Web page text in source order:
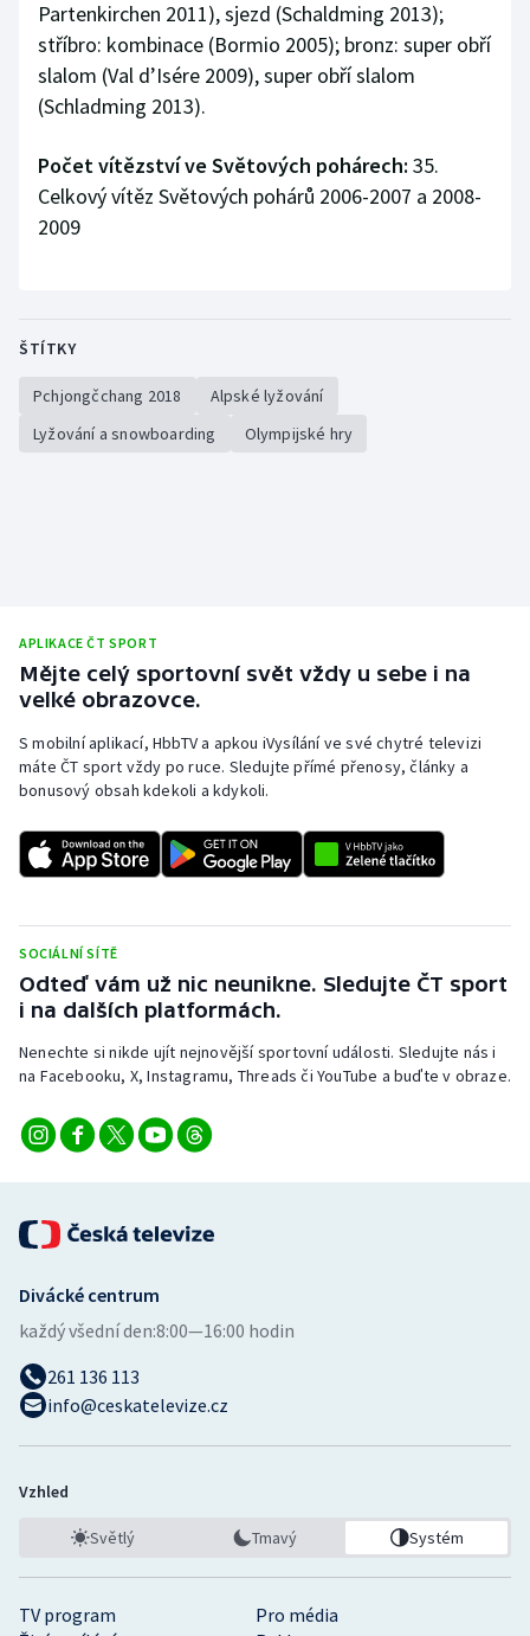
Partenkirchen 2011), sjezd (Schaldming 2013);
stříbro: kombinace (Bormio 2005); bronz: super obří
slalom (Val d’Isére 2009), super obří slalom
(Schladming 2013).
Počet vítězství ve Světových pohárech: 35.
Celkový vítěz Světových pohárů 2006-2007 a 2008-
2009
ŠTÍTKY
Pchjongčchang 2018
Alpské lyžování
Lyžování a snowboarding
Olympijské hry
APLIKACE ČT SPORT
Mějte celý sportovní svět vždy u sebe i na
velké obrazovce.
S mobilní aplikací, HbbTV a apkou iVysílání ve své chytré televizi
máte ČT sport vždy po ruce. Sledujte přímé přenosy, články a
bonusový obsah kdekoli a kdykoli.
SOCIÁLNÍ SÍTĚ
Odteď vám už nic neunikne. Sledujte ČT sport
i na dalších platformách.
Nenechte si nikde ujít nejnovější sportovní události. Sledujte nás i
na Facebooku, X, Instagramu, Threads či YouTube a buďte v obraze.
TV program
Pro média
Divácké centrum
každý všední den:8:00—16:00 hodin
261 136 113
info@ceskatelevize.cz
Vzhled
Světlý Tmavý Systém